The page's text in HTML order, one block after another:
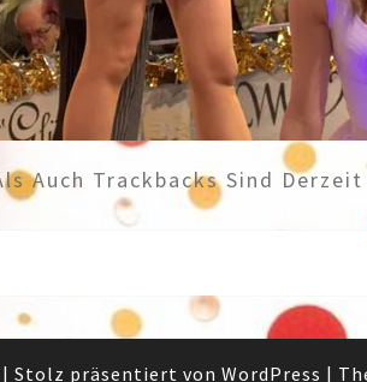
Auch Trackbacks Sind Derzeit
| Stolz präsentiert von WordPress |